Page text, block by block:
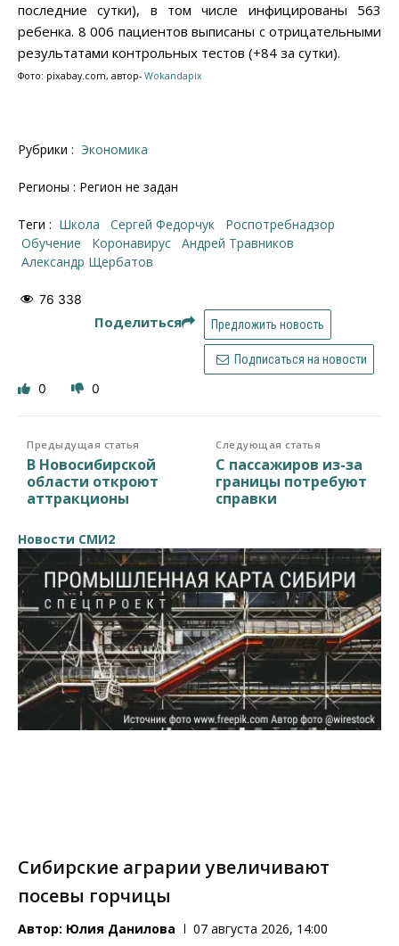
последние сутки), в том числе инфицированы 563
ребенка. 8 006 пациентов выписаны с отрицательными
результатами контрольных тестов (+84 за сутки).
Фото: pixabay.com, автор- Wokandapix
Рубрики : Экономика
Регионы : Регион не задан
Теги : школа Сергей Федорчук
Роспотребнадзор
обучение
коронавирус
Андрей Травников
Александр Щербатов
76 338
Поделиться Предложить новость
Подписаться на новости
0 0
Предыдущая статья
В Новосибирской
области откроют
аттракционы
Следующая статья
С пассажиров из-за
границы потребуют
справки
Новости СМИ2
Сибирские аграрии увеличивают
посевы горчицы
Автор: Юлия Данилова 07 августа 2026, 14:00